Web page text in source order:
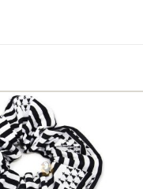
Ajouter
aux
favoris